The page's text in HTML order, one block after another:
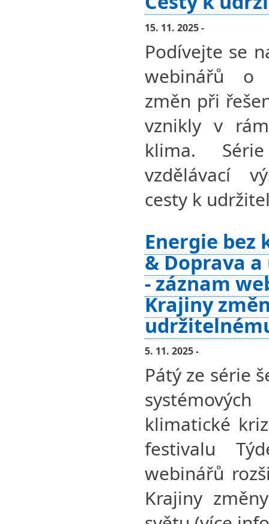
15. 11. 2025 -
Podívejte se
webinářů o
změn při
vznikly v
klima.
vzdělávací
cesty k
Energie bez
& Doprava
- záznam
Krajiny
5. 11. 2025 -
Pátý ze série
klimatické
festivalu
webinářů
Krajiny